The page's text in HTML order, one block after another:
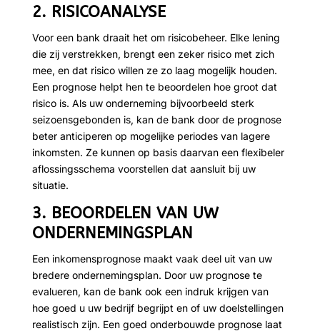
2. RISICOANALYSE
Voor een bank draait het om risicobeheer. Elke lening
die zij verstrekken, brengt een zeker risico met zich
mee, en dat risico willen ze zo laag mogelijk houden.
Een prognose helpt hen te beoordelen hoe groot dat
risico is. Als uw onderneming bijvoorbeeld sterk
seizoensgebonden is, kan de bank door de prognose
beter anticiperen op mogelijke periodes van lagere
inkomsten. Ze kunnen op basis daarvan een flexibeler
aflossingsschema voorstellen dat aansluit bij uw
situatie.
3. BEOORDELEN VAN UW
ONDERNEMINGSPLAN
Een inkomensprognose maakt vaak deel uit van uw
bredere ondernemingsplan. Door uw prognose te
evalueren, kan de bank ook een indruk krijgen van
hoe goed u uw bedrijf begrijpt en of uw doelstellingen
realistisch zijn. Een goed onderbouwde prognose laat